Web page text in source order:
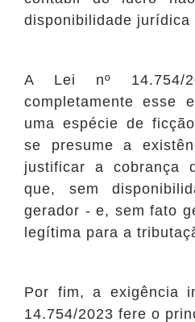
disponibilidade jurídica
A Lei nº 14.754/
completamente esse
uma espécie de
se presume a
justificar a cobrança
que, sem
gerador - e, sem fato
legítima para a
Por fim, a exigência
14.754/2023 fere o